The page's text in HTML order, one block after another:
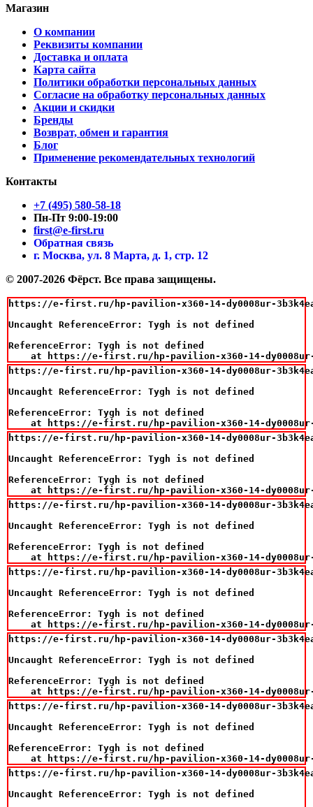
Магазин
О компании
Реквизиты компании
Доставка и оплата
Карта сайта
Политики обработки персональных данных
Согласие на обработку персональных данных
Акции и скидки
Бренды
Возврат, обмен и гарантия
Блог
Применение рекомендательных технологий
Контакты
+7 (495) 580-58-18
Пн-Пт 9:00-19:00
first@e-first.ru
Обратная связь
г. Москва, ул. 8 Марта, д. 1, стр. 12
© 2007-2026 Фёрст. Все права защищены.
https://e-first.ru/hp-pavilion-x360-14-dy0008ur-
Uncaught ReferenceError: Tygh is not defined
ReferenceError: Tygh is not defined
at https://e-first.ru/hp-pavilion-x360-14-
https://e-first.ru/hp-pavilion-x360-14-dy0008ur-
Uncaught ReferenceError: Tygh is not defined
ReferenceError: Tygh is not defined
at https://e-first.ru/hp-pavilion-x360-14-
https://e-first.ru/hp-pavilion-x360-14-dy0008ur-
Uncaught ReferenceError: Tygh is not defined
ReferenceError: Tygh is not defined
at https://e-first.ru/hp-pavilion-x360-14-
https://e-first.ru/hp-pavilion-x360-14-dy0008ur-
Uncaught ReferenceError: Tygh is not defined
ReferenceError: Tygh is not defined
at https://e-first.ru/hp-pavilion-x360-14-
https://e-first.ru/hp-pavilion-x360-14-dy0008ur-
Uncaught ReferenceError: Tygh is not defined
ReferenceError: Tygh is not defined
at https://e-first.ru/hp-pavilion-x360-14-
https://e-first.ru/hp-pavilion-x360-14-dy0008ur-
Uncaught ReferenceError: Tygh is not defined
ReferenceError: Tygh is not defined
at https://e-first.ru/hp-pavilion-x360-14-
https://e-first.ru/hp-pavilion-x360-14-dy0008ur-
Uncaught ReferenceError: Tygh is not defined
ReferenceError: Tygh is not defined
at https://e-first.ru/hp-pavilion-x360-14-
https://e-first.ru/hp-pavilion-x360-14-dy0008ur-
Uncaught ReferenceError: Tygh is not defined